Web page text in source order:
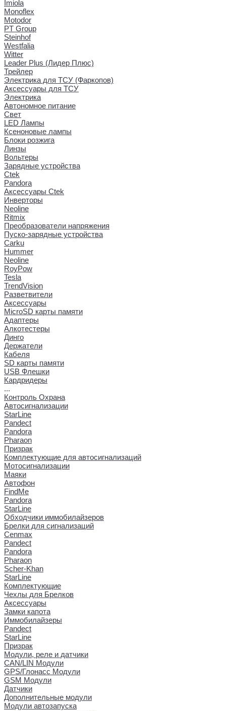
Imiola
Monoflex
Motodor
PT Group
Steinhof
Westfalia
Witter
Leader Plus (Лидер Плюс)
Трейлер
Электрика для ТСУ (Фаркопов)
Аксессуары для ТСУ
Электрика
Автономное питание
Свет
LED Лампы
Ксеноновые лампы
Блоки розжига
Линзы
Вольтеры
Зарядные устройства
Ctek
Pandora
Аксессуары Ctek
Инверторы
Neoline
Ritmix
Преобразователи напряжения
Пуско-зарядные устройства
Carku
Hummer
Neoline
RoyPow
Tesla
TrendVision
Разветвители
Аксессуары
MicroSD карты памяти
Адаптеры
Алкотестеры
Динго
Держатели
Кабеля
SD карты памяти
USB Флешки
Кардридеры
...
Контроль Охрана
Автосигнализации
StarLine
Pandect
Pandora
Pharaon
Призрак
Комплектующие для автосигнализаций
Мотосигнализации
Маяки
Автофон
FindMe
Pandora
StarLine
Обходчики иммобилайзеров
Брелки для сигнализаций
Cenmax
Pandect
Pandora
Pharaon
Scher-Khan
StarLine
Комплектующие
Чехлы для Брелков
Аксессуары
Замки капота
Иммобилайзеры
Pandect
StarLine
Призрак
Модули, реле и датчики
CAN/LIN Модули
GPS/Глонасс Модули
GSM Модули
Датчики
Дополнительные модули
Модули автозапуска